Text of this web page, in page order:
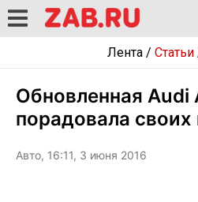
Лента/ Статьи
Обновленная Audi
порадовала своих
Авто, 16:11, 3 июня 2016